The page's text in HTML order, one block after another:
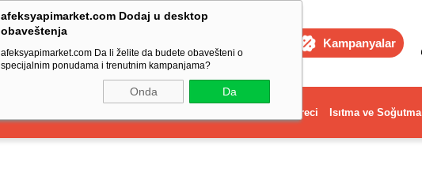
afeksyapimarket.com Dodaj u desktop
obaveštenja
afeksyapimarket.com Da li želite da budete obavešteni o
specijalnim ponudama i trenutnim kampanjama?
Onda Da
Kampanyalar
Dekorasyon ve Ev Gereci Isıtma ve Soğutma